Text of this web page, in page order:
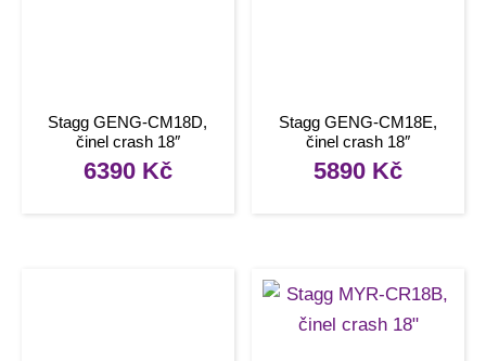
Stagg GENG-CM18D,
činel crash 18″
6390 Kč
Stagg GENG-CM18E,
činel crash 18″
5890 Kč